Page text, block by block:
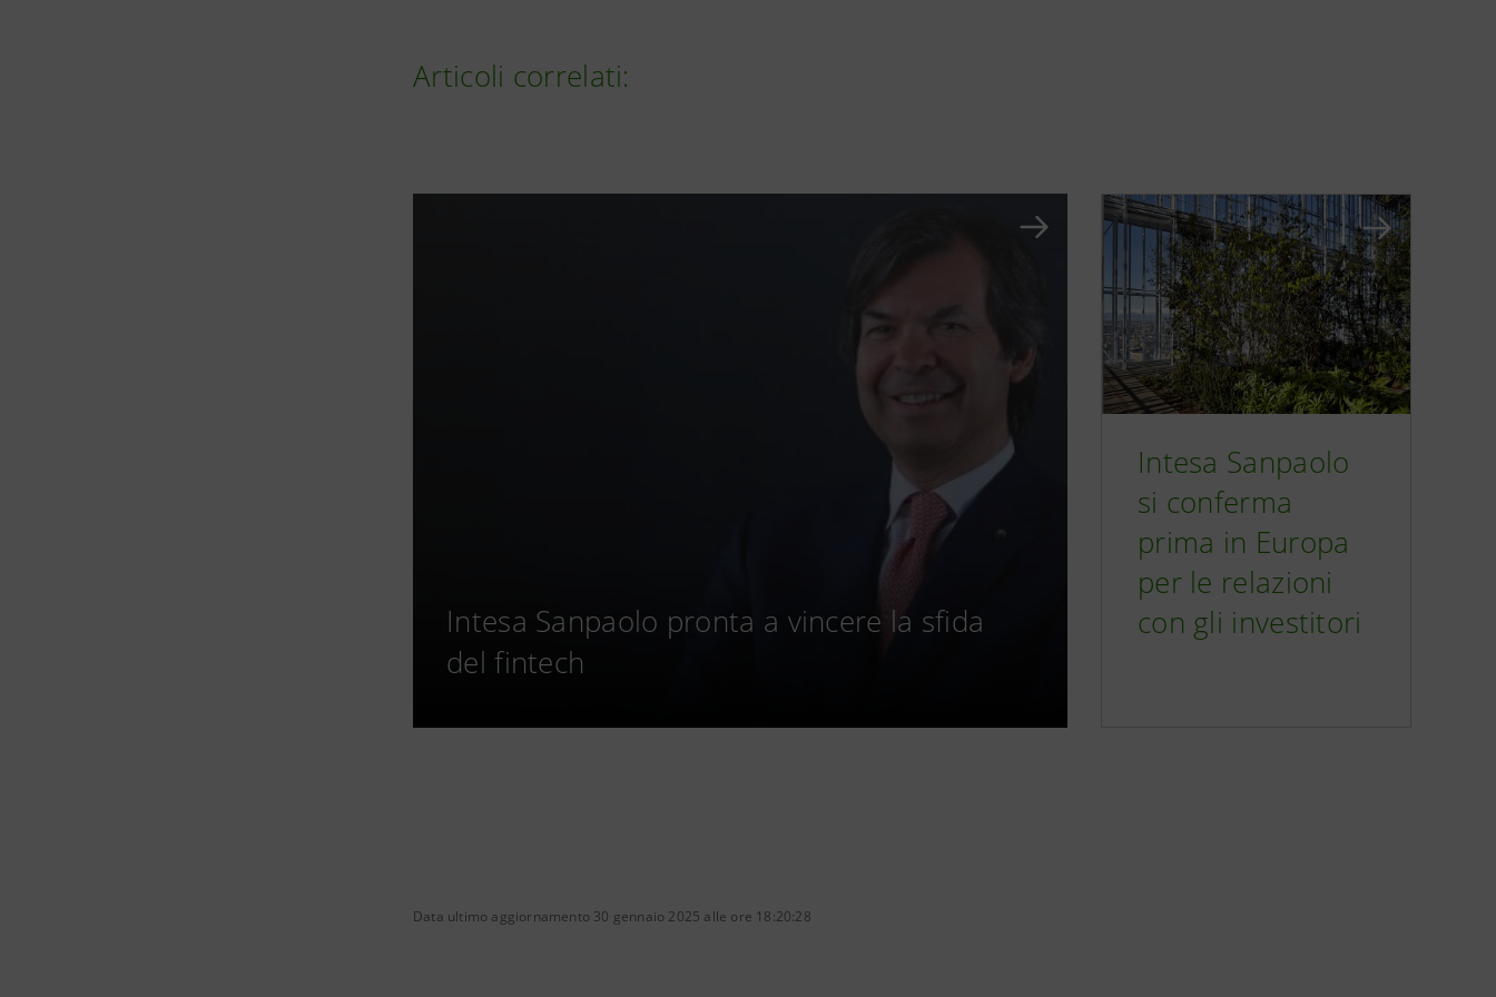
Articoli correlati:
Intesa Sanpaolo pronta a vincere la sfida
del fintech
Intesa Sanpaolo
si conferma
prima in Europa
per le relazioni
con gli investitori
Data ultimo aggiornamento 30 gennaio 2025 alle ore 18:20:28